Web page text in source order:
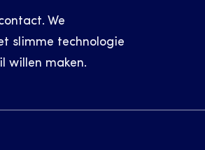
We
slimme technologie
willen maken.